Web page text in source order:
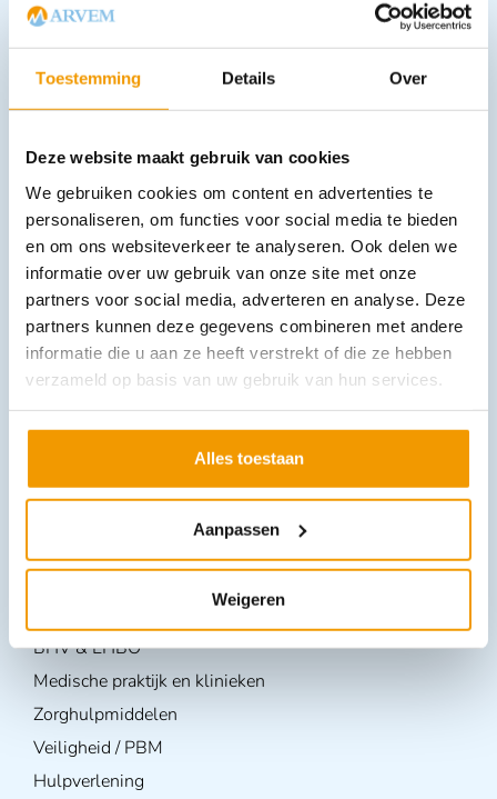
Toestemming Details Over
Deze website maakt gebruik van cookies
We gebruiken cookies om content en advertenties te
personaliseren, om functies voor social media te bieden
en om ons websiteverkeer te analyseren. Ook delen we
informatie over uw gebruik van onze site met onze
partners voor social media, adverteren en analyse. Deze
partners kunnen deze gegevens combineren met andere
informatie die u aan ze heeft verstrekt of die ze hebben
verzameld op basis van uw gebruik van hun services.
Alles toestaan
Aanpassen
Weigeren
Inhoud
Kwaliteit
Producten per branche
BHV & EHBO
Medische praktijk en klinieken
Zorghulpmiddelen
Veiligheid / PBM
Hulpverlening